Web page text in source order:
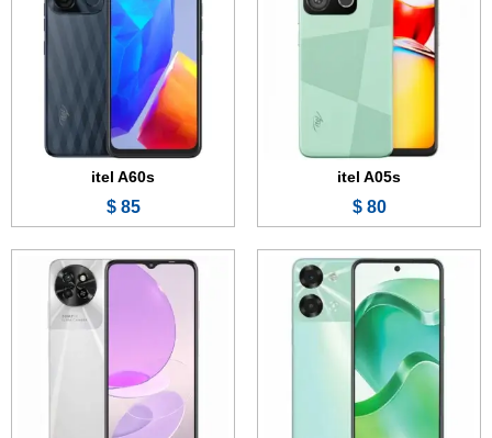
itel A05s
80 $
itel A60s
85 $
الذاكرة:128 جيجابايت
الرام:4 جيجابايت
الكاميرا:13 + 0.3 ميجابكسل
البطارية والشحن السريع:
عرض الموصفات ←
الذاكرة:
الرام:
الكاميرا:50 + 0.3 ميجابكسل
البطارية:5000 مللي أمبير
عرض الموصفات ←
الشاشة:
الذاكرة:32 جيجابايت
الكاميرا:5 + 0.3 ميجابكسل
المعالج:
6.6 بوصة - IPS LCD
الذاكرة:
13 + 0.3 ميجابكسل
المعالج:
البطارية: